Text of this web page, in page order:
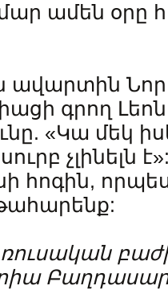
ամեն օրը
ավարտին
գրող Լեոն
«Կա մեկ
չլինելն
հոգին,